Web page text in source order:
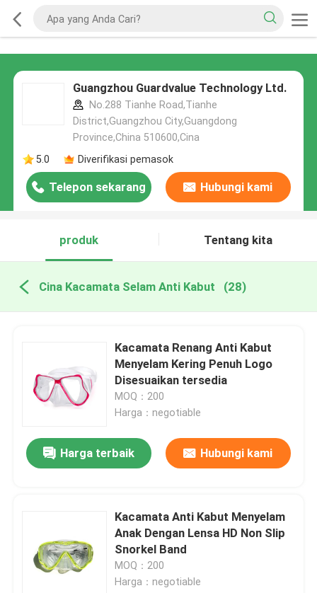
Guangzhou Guardvalue Technology Ltd.
No.288 Tianhe Road,Tianhe
District,Guangzhou City,Guangdong
Province,China 510600,Cina
5.0
Diverifikasi pemasok
Telepon sekarang Hubungi kami
produk Tentang kita
Cina Kacamata Selam Anti Kabut (28)
Kacamata Renang Anti Kabut
Menyelam Kering Penuh Logo
Disesuaikan tersedia
MOQ：200
Harga：negotiable
Harga terbaik Hubungi kami
Kacamata Anti Kabut Menyelam
Anak Dengan Lensa HD Non Slip
Snorkel Band
MOQ：200
Harga：negotiable